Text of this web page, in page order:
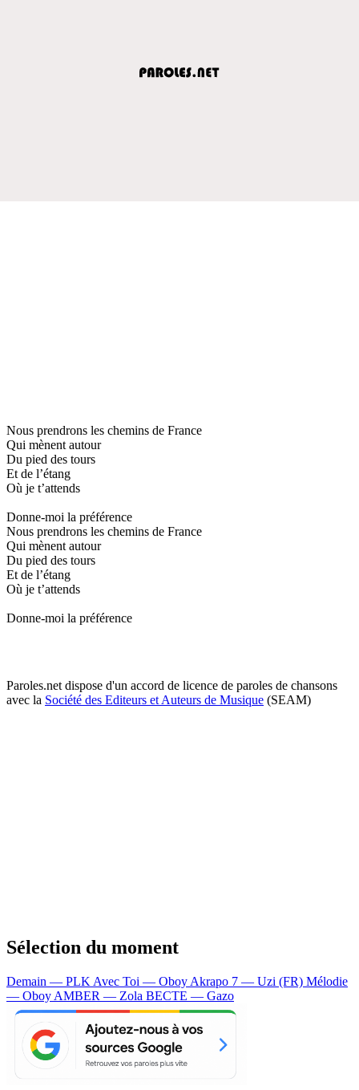
Nous prendrons les chemins de France
Qui mènent autour
Du pied des tours
Et de l’étang
Où je t’attends
Donne-moi la préférence
Nous prendrons les chemins de France
Qui mènent autour
Du pied des tours
Et de l’étang
Où je t’attends
Donne-moi la préférence
Paroles.net dispose d'un accord de licence de paroles de chansons
avec la Société des Editeurs et Auteurs de Musique (SEAM)
Sélection du moment
Demain — PLK Avec Toi — Oboy Akrapo 7 — Uzi (FR) Mélodie
— Oboy AMBER — Zola BECTE — Gazo